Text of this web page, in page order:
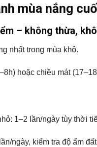
mùa nắng
– không thừa,
nhất trong mùa khô.
hoặc chiều mát
1–2 lần/ngày tùy thời
ngày, kiểm tra độ ẩm